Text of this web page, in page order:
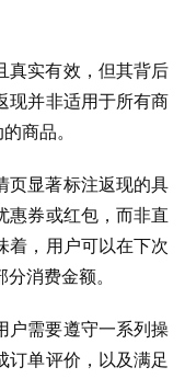
真实有效，但其背后
现并非适用于所有商
商品。
页显著标注返现的具
惠券或红包，而非直
着，用户可以在下次
消费金额。
户需要遵守一系列操
订单评价，以及满足